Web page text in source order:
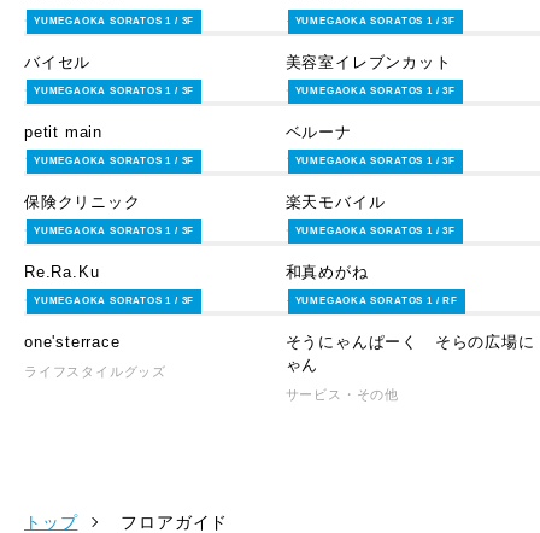
サービス・その他 ライフスタイルグッズ
YUMEGAOKA SORATOS 1 / 3F
バイセル
サービス・その他
YUMEGAOKA SORATOS 1 / 3F
美容室イレブンカット
サービス・その他
YUMEGAOKA SORATOS 1 / 3F
petit main
ファッション
YUMEGAOKA SORATOS 1 / 3F
ベルーナ
ファッション
YUMEGAOKA SORATOS 1 / 3F
保険クリニック
サービス・その他
YUMEGAOKA SORATOS 1 / 3F
楽天モバイル
サービス・その他
YUMEGAOKA SORATOS 1 / 3F
Re.Ra.Ku
サービス・その他
YUMEGAOKA SORATOS 1 / 3F
和真めがね
ライフスタイルグッズ
YUMEGAOKA SORATOS 1 / 3F
one'sterrace
ライフスタイルグッズ
YUMEGAOKA SORATOS 1 / RF
そうにゃんぱーく そらの広場に
ゃん
サービス・その他
トップ フロアガイド